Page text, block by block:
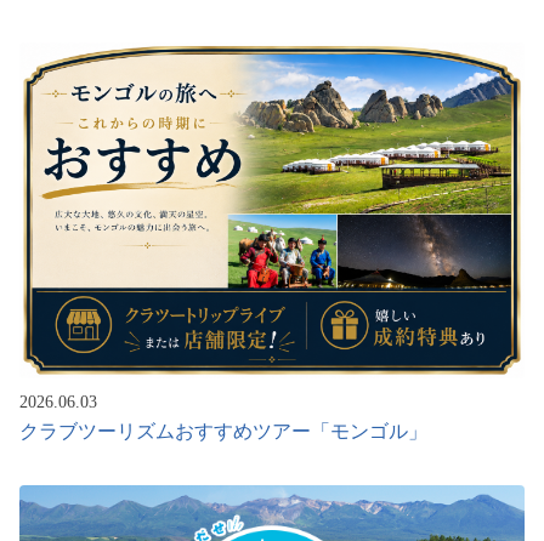
2026.06.03
クラブツーリズムおすすめツアー「モンゴル」